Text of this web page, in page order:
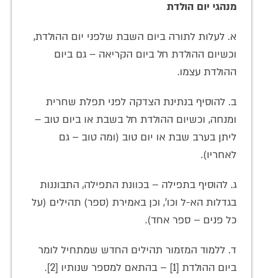
מנהגי יום הולדת
א. לעלות לתורה ביום השבת שלפני יום ההולדת,
וכשיום ההולדת חל ביום הקריאה – גם ביום
ההולדת עצמו.
ב. להוסיף בנתינת הצדקה לפני תפלת שחרית
ומנחה, וכשיום ההולדת חל בשבת או ביום טוב –
ליתן בערב שבת או יום טוב (ומה טוב – גם
לאחריו).
ג. להוסיף בתפילה – בכוונת התפילה, התבוננות
בגדלות הא-ל וכו', וכן באמירת (ספר) תהילים (על
כל פנים – ספר אחד).
ד. ללמוד המזמור תהילים החדש שמתחיל לומר
ביום ההולדת [1] – בהתאם למספר שנותיו [2].